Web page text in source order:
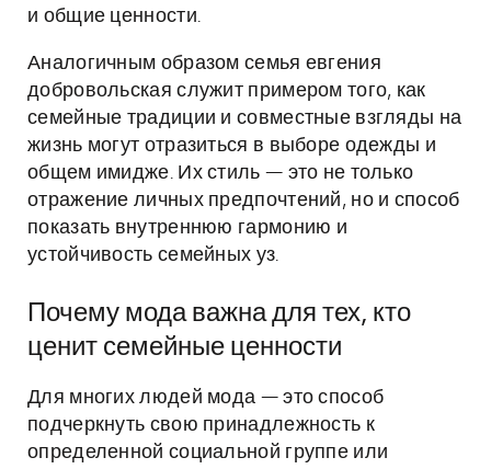
и общие ценности.
Аналогичным образом семья евгения
добровольская служит примером того, как
семейные традиции и совместные взгляды на
жизнь могут отразиться в выборе одежды и
общем имидже. Их стиль — это не только
отражение личных предпочтений, но и способ
показать внутреннюю гармонию и
устойчивость семейных уз.
Почему мода важна для тех, кто
ценит семейные ценности
Для многих людей мода — это способ
подчеркнуть свою принадлежность к
определенной социальной группе или